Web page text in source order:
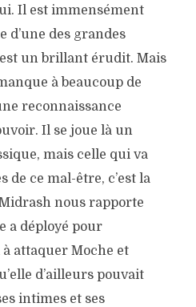
Il est immensément
d’une des grandes
un brillant érudit. Mais
à beaucoup de
reconnaissance
Il se joue là un
mais celle qui va
de ce mal-être, c’est la
nous rapporte
a déployé pour
attaquer Moche et
d’ailleurs pouvait
intimes et ses